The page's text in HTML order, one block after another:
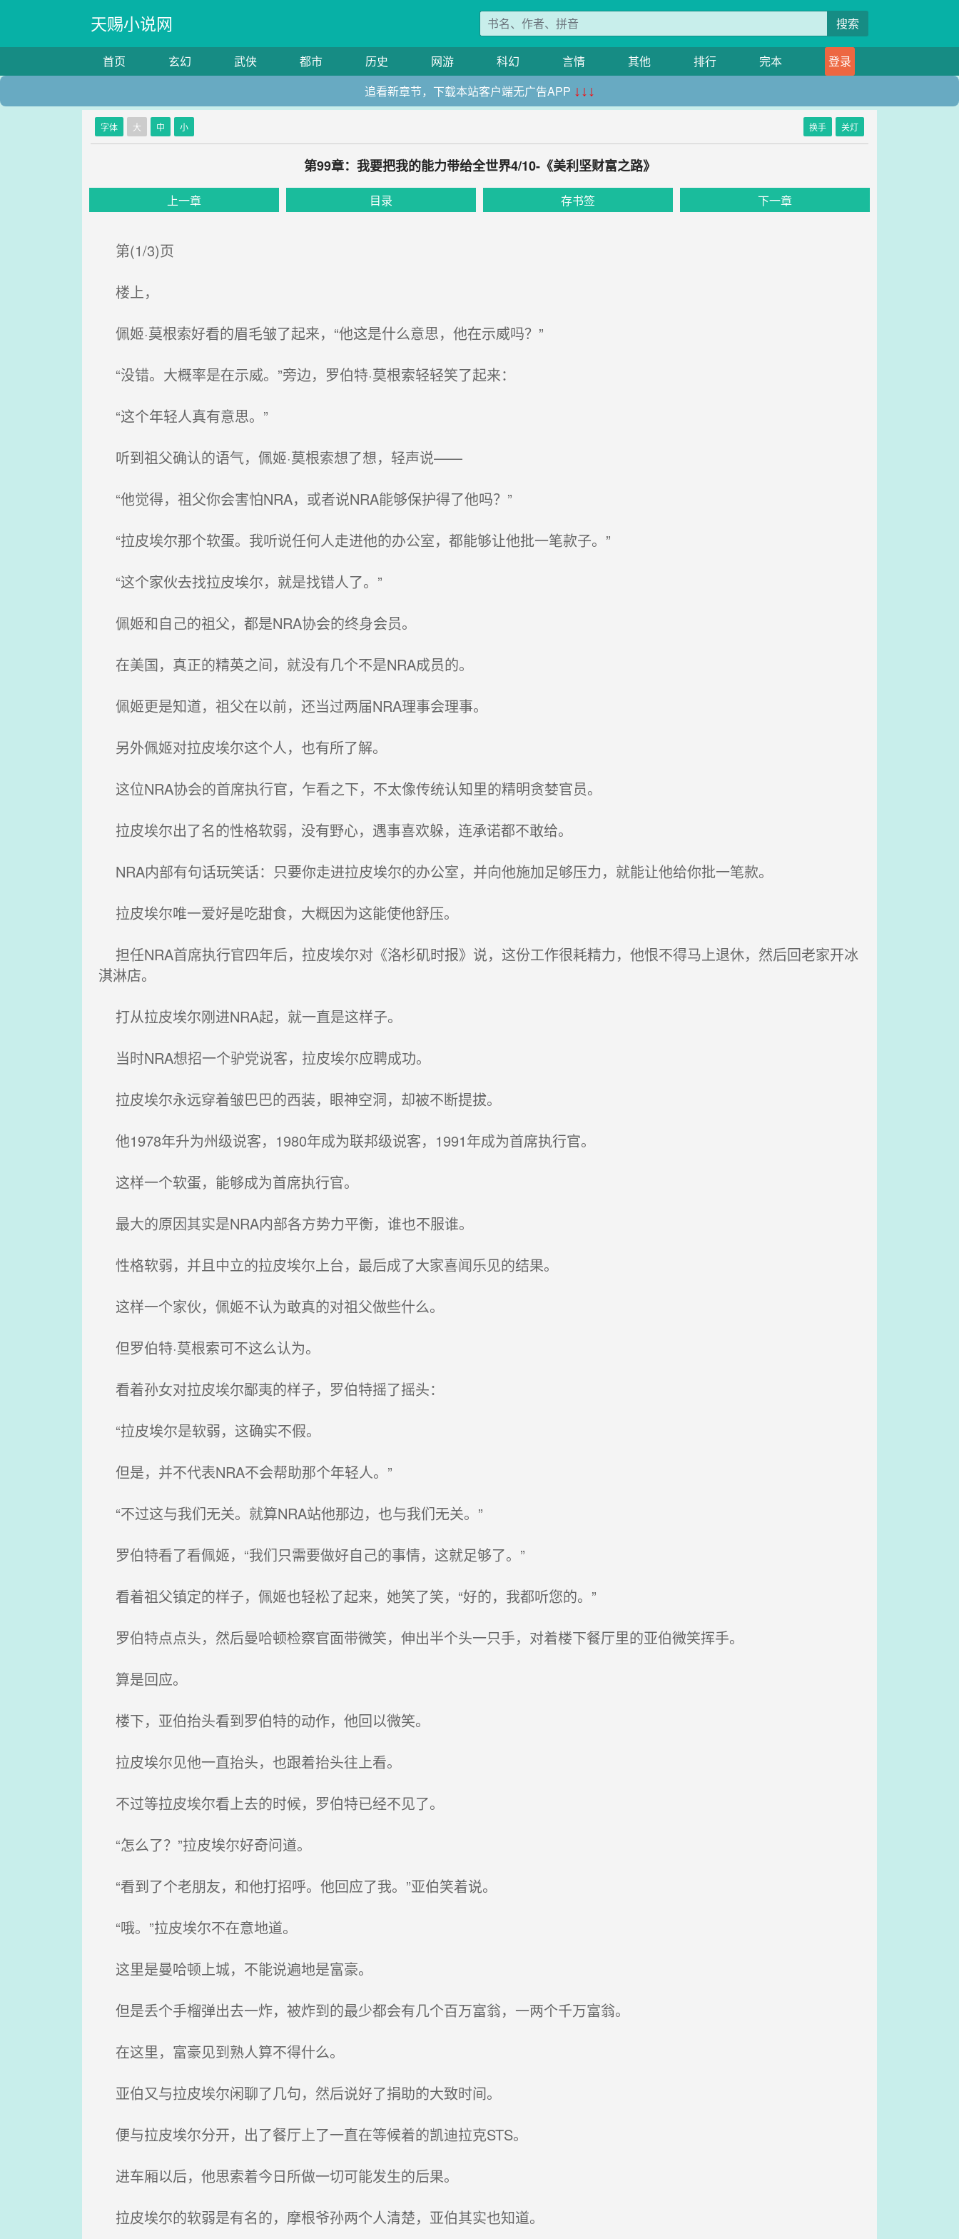
天赐小说网 搜索
首页 玄幻 武侠 都市 历史 网游 科幻 言情 其他 排行 完本
登录
追看新章节，下载本站客户端无广告APP ↓↓↓
字体 大 中 小 换手 关灯
第99章：我要把我的能力带给全世界4/10-《美利坚财富之路》
上一章 目录 存书签 下一章
第(1/3)页
楼上，
佩姬·莫根索好看的眉毛皱了起来，“他这是什么意思，他在示威吗？”
“没错。大概率是在示威。”旁边，罗伯特·莫根索轻轻笑了起来：
“这个年轻人真有意思。”
听到祖父确认的语气，佩姬·莫根索想了想，轻声说——
“他觉得，祖父你会害怕NRA，或者说NRA能够保护得了他吗？”
“拉皮埃尔那个软蛋。我听说任何人走进他的办公室，都能够让他批一笔款子。”
“这个家伙去找拉皮埃尔，就是找错人了。”
佩姬和自己的祖父，都是NRA协会的终身会员。
在美国，真正的精英之间，就没有几个不是NRA成员的。
佩姬更是知道，祖父在以前，还当过两届NRA理事会理事。
另外佩姬对拉皮埃尔这个人，也有所了解。
这位NRA协会的首席执行官，乍看之下，不太像传统认知里的精明贪婪官员。
拉皮埃尔出了名的性格软弱，没有野心，遇事喜欢躲，连承诺都不敢给。
NRA内部有句话玩笑话：只要你走进拉皮埃尔的办公室，并向他施加足够压力，就能让他给你批一笔款。
拉皮埃尔唯一爱好是吃甜食，大概因为这能使他舒压。
担任NRA首席执行官四年后，拉皮埃尔对《洛杉矶时报》说，这份工作很耗精力，他恨不得马上退休，然后回老家开冰
淇淋店。
打从拉皮埃尔刚进NRA起，就一直是这样子。
当时NRA想招一个驴党说客，拉皮埃尔应聘成功。
拉皮埃尔永远穿着皱巴巴的西装，眼神空洞，却被不断提拔。
他1978年升为州级说客，1980年成为联邦级说客，1991年成为首席执行官。
这样一个软蛋，能够成为首席执行官。
最大的原因其实是NRA内部各方势力平衡，谁也不服谁。
性格软弱，并且中立的拉皮埃尔上台，最后成了大家喜闻乐见的结果。
这样一个家伙，佩姬不认为敢真的对祖父做些什么。
但罗伯特·莫根索可不这么认为。
看着孙女对拉皮埃尔鄙夷的样子，罗伯特摇了摇头：
“拉皮埃尔是软弱，这确实不假。
但是，并不代表NRA不会帮助那个年轻人。”
“不过这与我们无关。就算NRA站他那边，也与我们无关。”
罗伯特看了看佩姬，“我们只需要做好自己的事情，这就足够了。”
看着祖父镇定的样子，佩姬也轻松了起来，她笑了笑，“好的，我都听您的。”
罗伯特点点头，然后曼哈顿检察官面带微笑，伸出半个头一只手，对着楼下餐厅里的亚伯微笑挥手。
算是回应。
楼下，亚伯抬头看到罗伯特的动作，他回以微笑。
拉皮埃尔见他一直抬头，也跟着抬头往上看。
不过等拉皮埃尔看上去的时候，罗伯特已经不见了。
“怎么了？”拉皮埃尔好奇问道。
“看到了个老朋友，和他打招呼。他回应了我。”亚伯笑着说。
“哦。”拉皮埃尔不在意地道。
这里是曼哈顿上城，不能说遍地是富豪。
但是丢个手榴弹出去一炸，被炸到的最少都会有几个百万富翁，一两个千万富翁。
在这里，富豪见到熟人算不得什么。
亚伯又与拉皮埃尔闲聊了几句，然后说好了捐助的大致时间。
便与拉皮埃尔分开，出了餐厅上了一直在等候着的凯迪拉克STS。
进车厢以后，他思索着今日所做一切可能发生的后果。
拉皮埃尔的软弱是有名的，摩根爷孙两个人清楚，亚伯其实也知道。